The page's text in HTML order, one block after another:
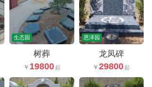
生态园
树葬
19800
恩泽园
龙凤碑
29800